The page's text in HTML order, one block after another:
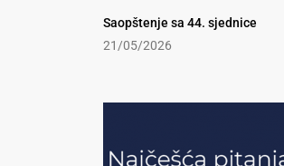
Saopštenje sa 44. sjednice
21/05/2026